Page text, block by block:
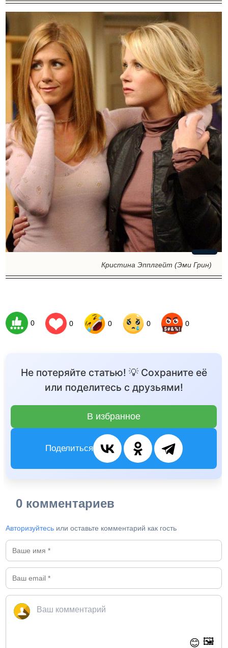
Кристина Эпплгейт (Эми Грин)
0 0 0 0 0
Не потеряйте статью! 💡 Сохраните её
или поделитесь с друзьями!
В избранное
Поделиться
0 комментариев
Авторизуйтесь или оставьте комментарий как гость
😊 🖼️